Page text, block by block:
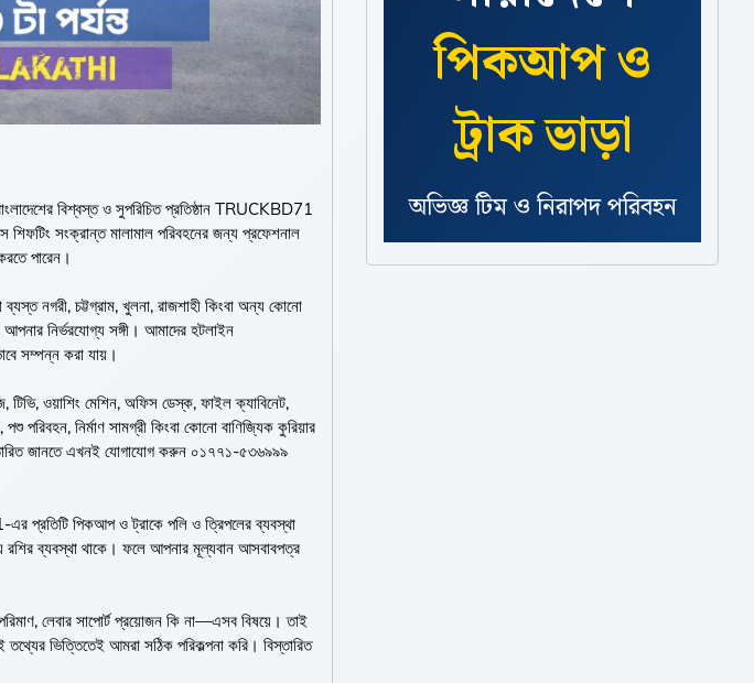
বিশ্বস্ত ও সুপরিচিত প্রতিষ্ঠান TRUCKBD71
শিফটিং সংক্রান্ত মালামাল পরিবহনের জন্য প্রফেশনাল
পারেন।
নগরী, চট্টগ্রাম, খুলনা, রাজশাহী কিংবা অন্য কোনো
নির্ভরযোগ্য সঙ্গী। আমাদের হটলাইন
সম্পন্ন করা যায়।
টিভি, ওয়াশিং মেশিন, অফিস ডেস্ক, ফাইল ক্যাবিনেট,
পরিবহন, নির্মাণ সামগ্রী কিংবা কোনো বাণিজ্যিক কুরিয়ার
জানতে এখনই যোগাযোগ করুন ০১৭৭১-৫৩৬৯৯৯
এর প্রতিটি পিকআপ ও ট্রাকে পলি ও ত্রিপলের ব্যবস্থা
রশির ব্যবস্থা থাকে। ফলে আপনার মূল্যবান আসবাবপত্র
লেবার সাপোর্ট প্রয়োজন কি না—এসব বিষয়ে। তাই
ভিত্তিতেই আমরা সঠিক পরিকল্পনা করি। বিস্তারিত
পিকআপ ও
ট্রাক ভাড়া
সকাল ৮টা থেকে রাত ১১টা
সাপোর্ট ও সহজ বুকিং প্রসেস